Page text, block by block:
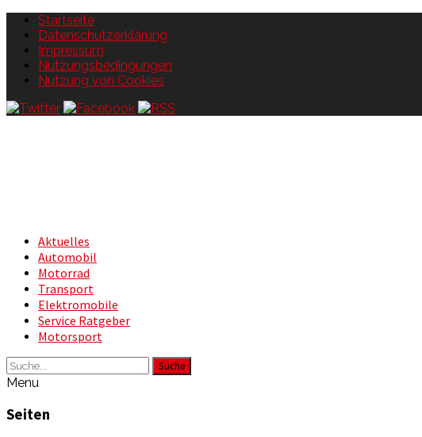
Startseite
Datenschutzerklärung
Impressum
Nutzungsbedingungen
Nutzung von Cookies
Aktuelles
Automobil
Motorrad
Transport
Elektromobile
Service Ratgeber
Motorsport
Suche
Menu
Seiten